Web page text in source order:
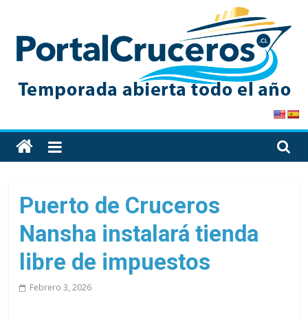
content
PortalCruceros
Toda
la
de
cruceros
en
un
Puerto de Cruceros
Nansha instalará tienda
libre de impuestos
Febrero 3, 2026